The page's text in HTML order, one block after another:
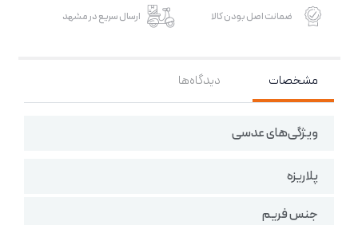
ضمانت اصل بودن کالا ارسال سریع در مشهد
مشخصات دیدگاه‌ها
ویژگی‌های عدسی
پلاریزه
جنس فریم